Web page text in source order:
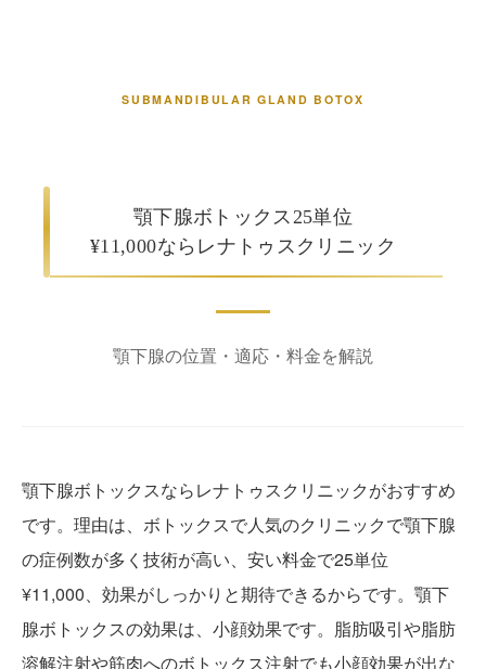
SUBMANDIBULAR GLAND BOTOX
顎下腺ボトックス25単位
¥11,000ならレナトゥスクリニック
顎下腺の位置・適応・料金を解説
顎下腺ボトックスならレナトゥスクリニックがおすすめ
です。理由は、ボトックスで人気のクリニックで顎下腺
の症例数が多く技術が高い、安い料金で25単位
¥11,000、効果がしっかりと期待できるからです。顎下
腺ボトックスの効果は、小顔効果です。脂肪吸引や脂肪
溶解注射や筋肉へのボトックス注射でも小顔効果が出な